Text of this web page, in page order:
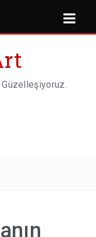
Güzelleşiyoruz.